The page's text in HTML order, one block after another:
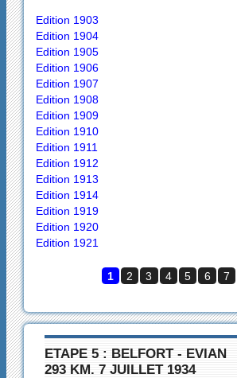
Edition 1903
Edition 1904
Edition 1905
Edition 1906
Edition 1907
Edition 1908
Edition 1909
Edition 1910
Edition 1911
Edition 1912
Edition 1913
Edition 1914
Edition 1919
Edition 1920
Edition 1921
1 2 3 4 5 6 7
ETAPE 5 : BELFORT - EVIAN
293 KM. 7 JUILLET 1934